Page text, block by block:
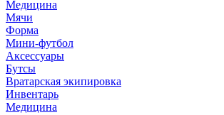
Медицина
Мячи
Форма
Мини-футбол
Аксессуары
Бутсы
Вратарская экипировка
Инвентарь
Медицина